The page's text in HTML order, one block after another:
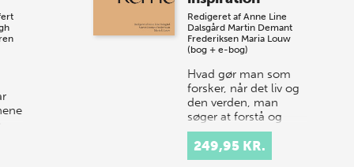
10. j…
Redigeret afAnne Line
Dalsgård Martin Demant
Frederiksen Maria Louw
(bog + e-bog)
Hvad gør man som
forsker, når det liv og
den verden, man
søger at forstå og
beskrive, er så meget
mere – og nogle
gange mindre – end
249,95 KR.